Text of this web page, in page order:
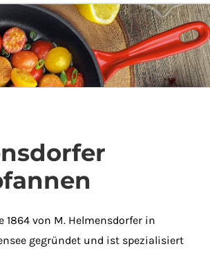
1864 von M. Helmensdorfer in
gegründet und ist spezialisiert